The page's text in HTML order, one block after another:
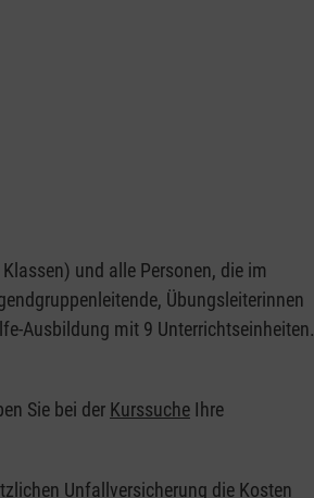
und alle Personen, die im
Übungsleiterinnen
Ausbildung mit 9 Unterrichtseinheiten.
Sie bei der Kurssuche Ihre
Unfallversicherung die Kosten